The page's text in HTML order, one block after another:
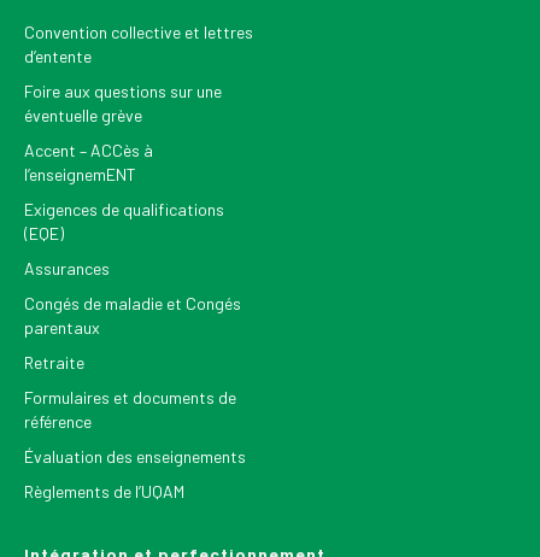
Convention collective et lettres
d’entente
Foire aux questions sur une
éventuelle grève
Accent – ACCès à
l’enseignemENT
Exigences de qualifications
(EQE)
Assurances
Congés de maladie et Congés
parentaux
Retraite
Formulaires et documents de
référence
Évaluation des enseignements
Règlements de l’UQAM